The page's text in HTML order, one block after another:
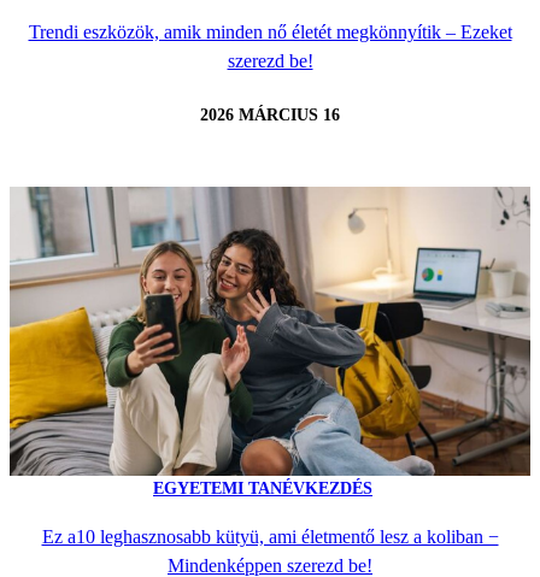
Trendi eszközök, amik minden nő életét megkönnyítik – Ezeket
szerezd be!
2026 MÁRCIUS 16
EGYETEMI TANÉVKEZDÉS
Ez a10 leghasznosabb kütyü, ami életmentő lesz a koliban −
Mindenképpen szerezd be!